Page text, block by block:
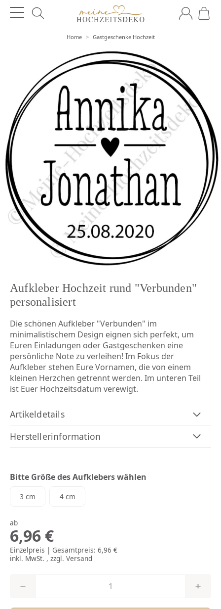
Home > Gastgeschenke Hochzeit
Aufkleber Hochzeit rund "Verbunden"
personalisiert
Die schönen Aufkleber "Verbunden" im
minimalistischem Design eignen sich perfekt, um
Euren Einladungen oder Gastgeschenken eine
persönliche Note zu verleihen! Im Fokus der
Aufkleber stehen Eure Vornamen, die von einem
kleinen Herzchen getrennt werden. Im unteren Teil
ist Euer Hochzeitsdatum verewigt.
Artikeldetails
Herstellerinformation
Bitte Größe des Aufklebers wählen
3 cm 4 cm4 cm
ab
6,96 €
Einzelpreis | Gesamtpreis: 6,96 €
inkl. MwSt. , zzgl. Versand